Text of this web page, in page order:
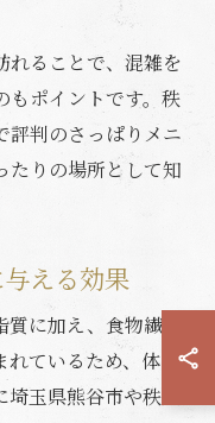
れることで、混雑を
もポイントです。秩
評判のさっぱりメニ
たりの場所として知
える効果
に加え、食物繊維
れているため、体の
玉県熊谷市や秩父